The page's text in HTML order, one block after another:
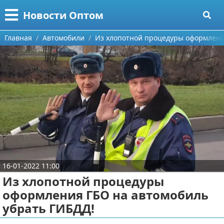
Новости Оптом
Меню
Главная
Категории
Информационные технологии
Автомобили
Знаменитости
Политика
Природа
Философия
Культура
Поиск
О проекте
Контакты
Сотрудничество
Размещение рекламы
Для правообладателей
Условия предоставления информации
Главная Автомобили Из хлопотной процедуры
16-01-2022 11:00
Из хлопотной процедуры
оформления ГБО на автомобиль
убрать ГИБДД!